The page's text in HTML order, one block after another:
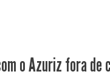
o Azuriz fora de